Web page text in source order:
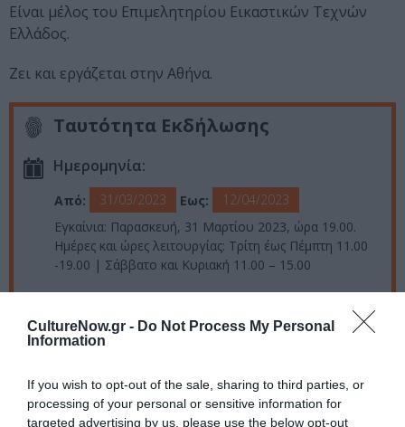
CultureNow.gr - Do Not Process My Personal
Information
If you wish to opt-out of the sale, sharing to third parties, or
processing of your personal or sensitive information for
targeted advertising by us, please use the below opt-out
Είναι μέλος του Επιμελητηρίου Εικαστικών Τεχνών
Ελλάδος.
Ζει και εργάζεται στην Αθήνα.
Ταυτότητα Εκδήλωσης
Ημερομηνία:
Από: 31/03/2023 Εως:
12/04/2023
Εγκαίνια: Παρασκευή, 31 Μαρτίου 2023, ώρα 19.00.
Ημέρες και ώρες λειτουργίας: Τρίτη έως Πέμπτη 11.00
-19.00 | Σάββατο και Κυριακή 11.00 – 15.00
Πολιτιστικό Κέντρο «Μελίνα» Δήμου Αθηναίων,
Ηρακλειδών 66 και Θεσσαλονίκης, Θησείο
Πολιτιστικό Κέντρο Δήμου Αθηναίων “Μελίνα”